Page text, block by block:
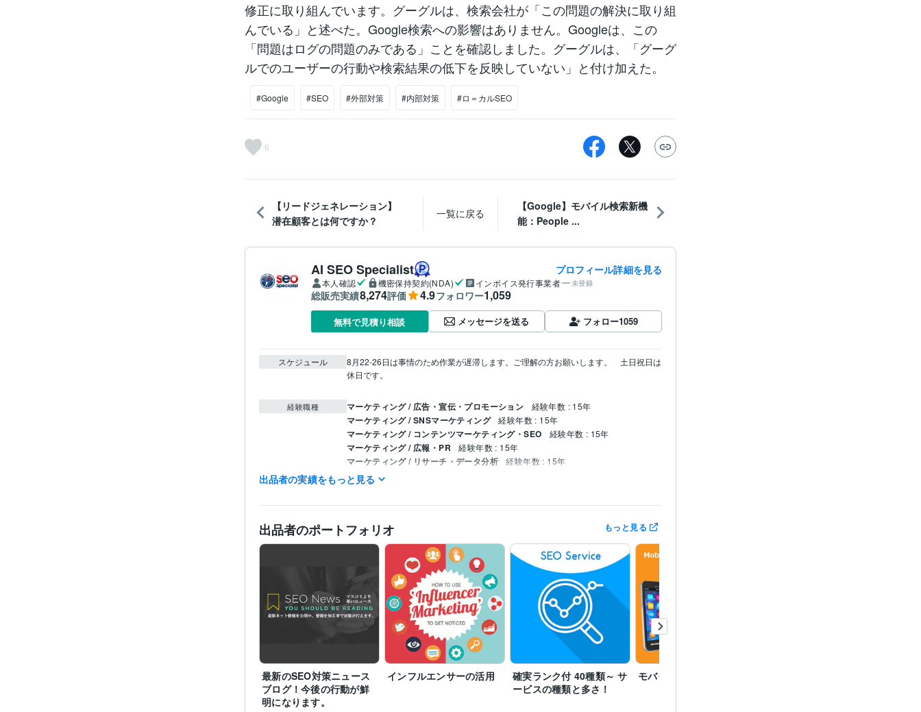
修正に取り組んでいます。グーグルは、検索会社が「この問題の解決に取り組
んでいる」と述べた。Google検索への影響はありません。Googleは、この
「問題はログの問題のみである」ことを確認しました。グーグルは、「グーグ
ルでのユーザーの行動や検索結果の低下を反映していない」と付け加えた。
#Google #SEO #外部対策 #内部対策 #ロ＝カルSEO
6
【リードジェネレーション】
潜在顧客とは何ですか？
一覧に戻る
【Google】モバイル検索新機
能：People ...
AI SEO Specialist プロフィール詳細を見る
本人確認 機密保持契約(NDA) インボイス発行事業者 未登録
総販売実績8,274評価 4.9フォロワー1,059
無料で見積り相談 メッセージを送る フォロー1059
スケジュール
8月22-26日は事情のため作業が遅滞します。ご理解の方お願いします。　土日祝日は
休日です。
経験職種 マーケティング / 広告・宣伝・プロモーション 経験年数 : 15年
マーケティング / SNSマーケティング 経験年数 : 15年
マーケティング / コンテンツマーケティング・SEO 経験年数 : 15年
マーケティング / 広報・PR 経験年数 : 15年
マーケティング / リサーチ・データ分析 経験年数 : 15年
受賞歴 こういった受賞歴・執筆歴・講演歴に振り回されない事が大事。
得意分野 集客・マーケティング相談 効果抜群のSEO外部対策！ SEO内部最適でサイトの
ローカルSEO対策！地域内で認知度向上！
キーワード調査は最も重
要なステップ！ YouTube SEO対策は順位を向上 トラフィックで一気にビジネス
ソーシャルメディア対策は集客を目指す 多国籍バックリンク対策
グロー
バルなネットワークを構築します。
集客 ランキング 宣伝 ソーシャルメディア アクセス
SEO内部対策
SEO外部対策
ローカルSEO対策 SEO
IT相談・システム開発 ハッキングされたワードプレスを修復します
ハッキング ハッカー WordPress ワードプレス修正
語学力
出品者の実績をもっと見る
出品者のポートフォリオ もっと見る
最新のSEO対策ニュース
ブログ！今後の行動が鮮
明になります。
インフルエンサーの活用
確実ランク付 40種類～ サ
ービスの種類と多さ！
モバイル広告